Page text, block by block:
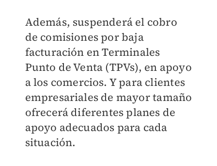
Además, suspenderá el cobro
de comisiones por baja
facturación en Terminales
Punto de Venta (TPVs), en apoyo
a los comercios. Y para clientes
empresariales de mayor tamaño
ofrecerá diferentes planes de
apoyo adecuados para cada
situación.